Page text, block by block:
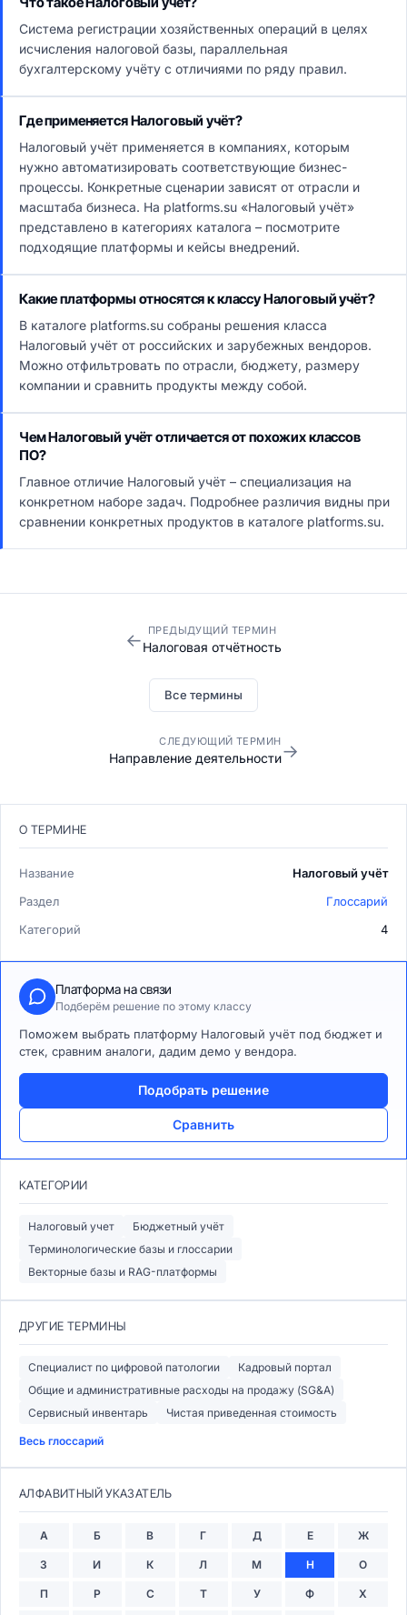
Система регистрации хозяйственных операций в целях
исчисления налоговой базы, параллельная
бухгалтерскому учёту с отличиями по ряду правил.
Где применяется Налоговый учёт?
Налоговый учёт применяется в компаниях, которым
нужно автоматизировать соответствующие бизнес-
процессы. Конкретные сценарии зависят от отрасли и
масштаба бизнеса. На platforms.su «Налоговый учёт»
представлено в категориях каталога – посмотрите
подходящие платформы и кейсы внедрений.
Какие платформы относятся к классу Налоговый учёт?
В каталоге platforms.su собраны решения класса
Налоговый учёт от российских и зарубежных вендоров.
Можно отфильтровать по отрасли, бюджету, размеру
компании и сравнить продукты между собой.
Чем Налоговый учёт отличается от похожих классов
ПО?
Главное отличие Налоговый учёт – специализация на
конкретном наборе задач. Подробнее различия видны при
сравнении конкретных продуктов в каталоге platforms.su.
← ПРЕДЫДУЩИЙ ТЕРМИН
Налоговая отчётность
Все термины
СЛЕДУЮЩИЙ ТЕРМИН
Направление деятельности→
О ТЕРМИНЕ
Название
Налоговый учёт
Раздел
Глоссарий
Категорий
4
Платформа на связи
Подберём решение по этому классу
Поможем выбрать платформу Налоговый учёт под бюджет и
стек, сравним аналоги, дадим демо у вендора.
Подобрать решение
Сравнить
КАТЕГОРИИ
Налоговый учет
Бюджетный учёт
Терминологические базы и глоссарии
Векторные базы и RAG-платформы
ДРУГИЕ ТЕРМИНЫ
Специалист по цифровой патологии
Кадровый портал
Общие и административные расходы на продажу (SG&A)
Сервисный инвентарь
Чистая приведенная стоимость
Весь глоссарий
АЛФАВИТНЫЙ УКАЗАТЕЛЬ
А Б В Г Д Е Ж
З И К Л М Н О
П Р С Т У Ф Х